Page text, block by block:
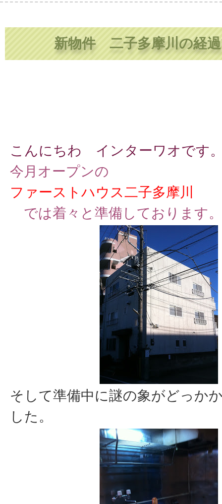
新物件 二子多摩川の経
こんにちわ インターワオです
今月オープンの
ファーストハウス二子多摩川
では着々と準備しております。
そして準備中に謎の象がどっか
した。